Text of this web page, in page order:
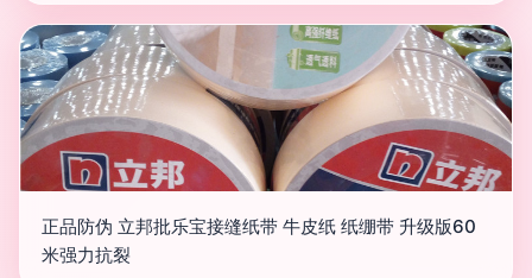
正品防伪 立邦批乐宝接缝纸带 牛皮纸 纸绷带 升级版60
米强力抗裂